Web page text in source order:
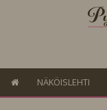
NÄKÖISLEHTI